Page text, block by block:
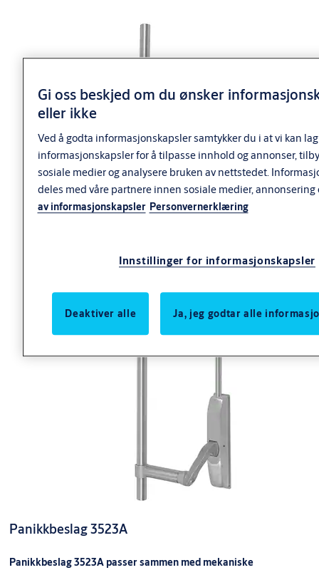
Panikkbeslag 3523A
Panikkbeslag 3523A passer sammen med mekaniske
Gi oss beskjed om du ønsker
eller ikke
Ved å godta informasjonskapsler samtykker du i at vi kan
informasjonskapsler for å tilpasse innhold og annonser,
sosiale medier og analysere bruken av nettstedet.
deles med våre partnere innen sosiale medier, annonsering
av informasjonskapsler Personvernerklæring
Innstillinger for informasjonskapsler
Deaktiver alle Ja, jeg godtar alle